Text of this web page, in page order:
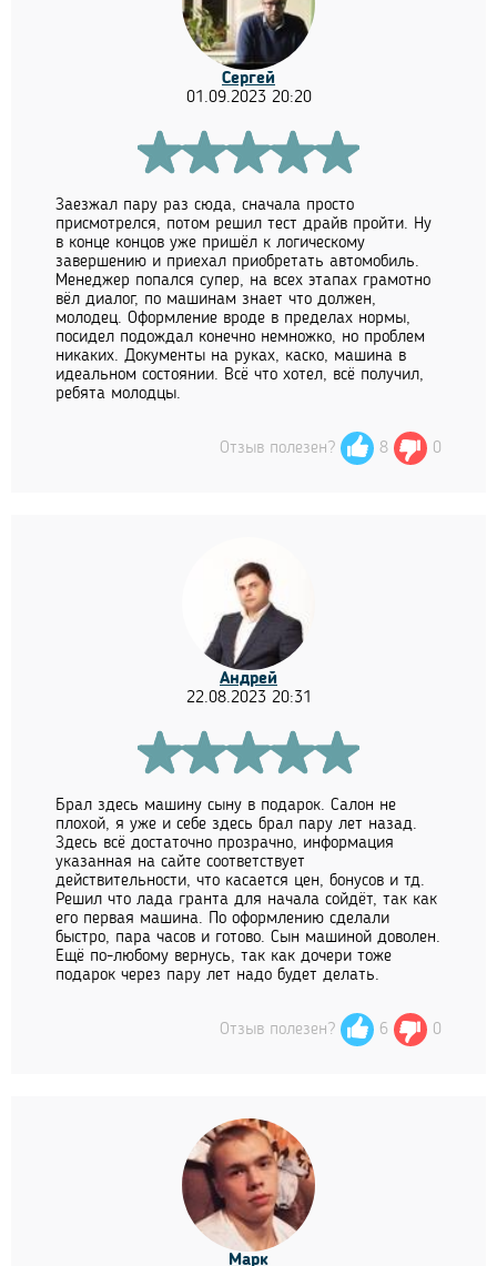
Сергей
01.09.2023 20:20
Заезжал пару раз сюда, сначала просто
присмотрелся, потом решил тест драйв пройти. Ну
в конце концов уже пришёл к логическому
завершению и приехал приобретать автомобиль.
Менеджер попался супер, на всех этапах грамотно
вёл диалог, по машинам знает что должен,
молодец. Оформление вроде в пределах нормы,
посидел подождал конечно немножко, но проблем
никаких. Документы на руках, каско, машина в
идеальном состоянии. Всё что хотел, всё получил,
ребята молодцы.
Отзыв полезен? 8 0
Андрей
22.08.2023 20:31
Брал здесь машину сыну в подарок. Салон не
плохой, я уже и себе здесь брал пару лет назад.
Здесь всё достаточно прозрачно, информация
указанная на сайте соответствует
действительности, что касается цен, бонусов и тд.
Решил что лада гранта для начала сойдёт, так как
его первая машина. По оформлению сделали
быстро, пара часов и готово. Сын машиной доволен.
Ещё по-любому вернусь, так как дочери тоже
подарок через пару лет надо будет делать.
Отзыв полезен? 6 0
Марк